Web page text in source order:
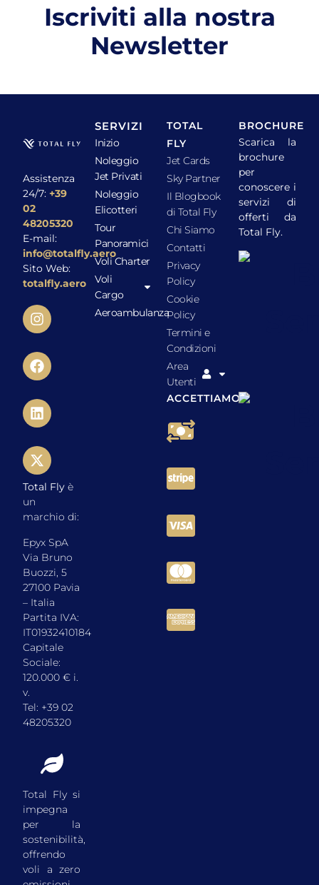
Iscriviti alla nostra
Newsletter
Assistenza
24/7:+39
02
48205320
E-mail:
info@totalfly.aero
Sito Web:
totalfly.aero
Total Flyè
un
marchio di:
Epyx SpA
Via Bruno
Buozzi, 5
27100 Pavia
– Italia
Partita IVA:
IT01932410184
Capitale
Sociale:
120.000 € i.
v.
Tel: +39 02
48205320
Total Fly si
impegna
per la
sostenibilità,
offrendo
voli a zero
SERVIZI
Inizio
Noleggio
Jet Privati
Noleggio
Elicotteri
Tour
Panoramici
Voli Charter
Voli
Cargo
Aeroambulanza
TOTAL
FLY
Jet Cards
Sky Partner
Il Blogbook
di Total Fly
Chi Siamo
Contatti
Privacy
Policy
Cookie
Policy
Termini e
Condizioni
Area
Utenti
ACCETTIAMO
BROCHURE
Scarica la
brochure
per
conoscere i
servizi di
offerti da
Total Fly.